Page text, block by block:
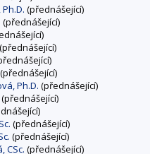
(přednášející)
(přednášející)
(přednášející)
(přednášející)
Ph.D. (přednášející)
(přednášející)
(přednášející)
(přednášející)
CSc. (přednášející)